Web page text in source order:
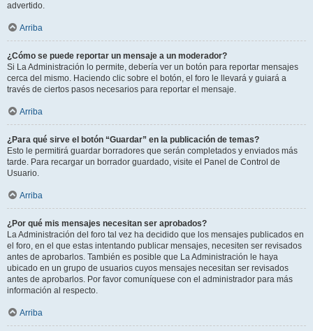
advertido.
Arriba
¿Cómo se puede reportar un mensaje a un moderador?
Si La Administración lo permite, debería ver un botón para reportar mensajes
cerca del mismo. Haciendo clic sobre el botón, el foro le llevará y guiará a
través de ciertos pasos necesarios para reportar el mensaje.
Arriba
¿Para qué sirve el botón “Guardar” en la publicación de temas?
Esto le permitirá guardar borradores que serán completados y enviados más
tarde. Para recargar un borrador guardado, visite el Panel de Control de
Usuario.
Arriba
¿Por qué mis mensajes necesitan ser aprobados?
La Administración del foro tal vez ha decidido que los mensajes publicados en
el foro, en el que estas intentando publicar mensajes, necesiten ser revisados
antes de aprobarlos. También es posible que La Administración le haya
ubicado en un grupo de usuarios cuyos mensajes necesitan ser revisados
antes de aprobarlos. Por favor comuníquese con el administrador para más
información al respecto.
Arriba